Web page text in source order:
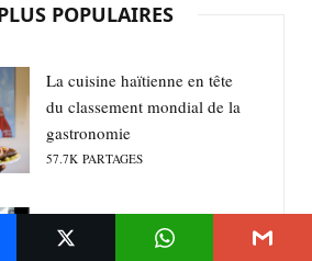
POPULAIRES
La cuisine haïtienne en tête
du classement mondial de la
gastronomie
57.7K PARTAGES
Quand les femmes noires
protègent les hommes noirs